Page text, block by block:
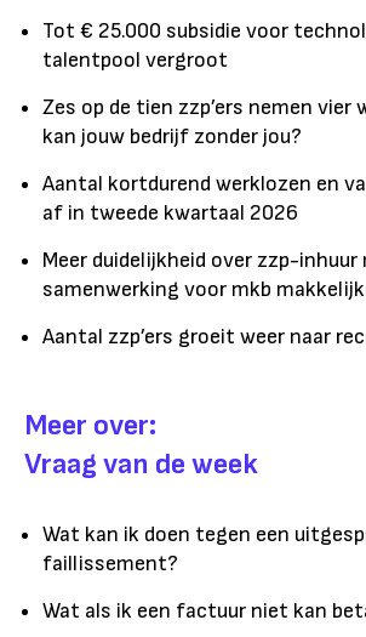
Tot € 25.000 subsidie voor
talentpool vergroot
Zes op de tien zzp’ers nemen vier
kan jouw bedrijf zonder jou?
Aantal kortdurend werklozen en
af in tweede kwartaal 2026
Meer duidelijkheid over zzp-inhuur
samenwerking voor mkb
Aantal zzp’ers groeit weer naar
Meer over:
Vraag van de week
Wat kan ik doen tegen een
faillissement?
Wat als ik een factuur niet kan